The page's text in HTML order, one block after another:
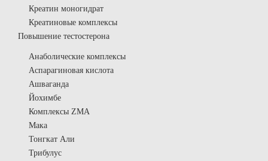
Креатин моногидрат
Креатиновые комплексы
Повышение тестостерона
Анаболические комплексы
Аспарагиновая кислота
Ашваганда
Йохимбе
Комплексы ZMA
Мака
Тонгкат Али
Трибулус